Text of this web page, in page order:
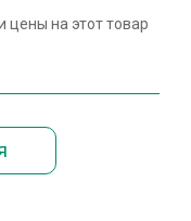
цены на этот товар